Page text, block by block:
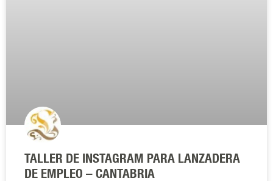
TALLER DE INSTAGRAM PARA LANZADERA
DE EMPLEO – CANTABRIA